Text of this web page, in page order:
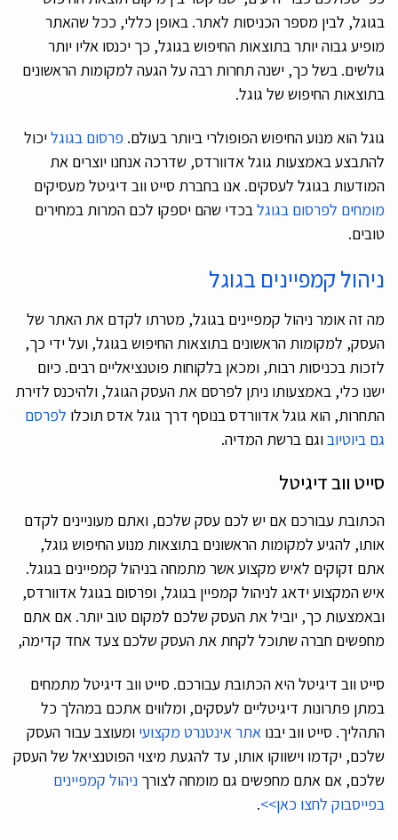
בגוגל, לבין מספר הכניסות לאתר. באופן כללי, ככל שהאתר
מופיע גבוה יותר בתוצאות החיפוש בגוגל, כך יכנסו אליו יותר
גולשים. בשל כך, ישנה תחרות רבה על הגעה למקומות הראשונים
בתוצאות החיפוש של גוגל.
גוגל הוא מנוע החיפוש הפופולרי ביותר בעולם. פרסום בגוגליכול
להתבצע באמצעות גוגל אדוורדס, שדרכה אנחנו יוצרים את
המודעות בגוגל לעסקים. אנו בחברת סייט ווב דיגיטל מעסיקים
מומחים לפרסום בגוגלבכדי שהם יספקו לכם המרות במחירים
טובים.
ניהול קמפיינים בגוגל
מה זה אומר ניהול קמפיינים בגוגל, מטרתו לקדם את האתר של
העסק, למקומות הראשונים בתוצאות החיפוש בגוגל, ועל ידי כך,
לזכות בכניסות רבות, ומכאן בלקוחות פוטנציאליים רבים. כיום
ישנו כלי, באמצעותו ניתן לפרסם את העסק הגוגל, ולהיכנס לזירת
התחרות, הוא גוגל אדוורדס בנוסף דרך גוגל אדס תוכלו לפרסם
גם ביוטיובוגם ברשת המדיה.
סייט ווב דיגיטל
הכתובת עבורכם אם יש לכם עסק שלכם, ואתם מעוניינים לקדם
אותו, להגיע למקומות הראשונים בתוצאות מנוע החיפוש גוגל,
אתם זקוקים לאיש מקצוע אשר מתמחה בניהול קמפיינים בגוגל.
איש המקצוע ידאג לניהול קמפיין בגוגל, ופרסום בגוגל אדוורדס,
ובאמצעות כך, יוביל את העסק שלכם למקום טוב יותר. אם אתם
מחפשים חברה שתוכל לקחת את העסק שלכם צעד אחד קדימה,
סייט ווב דיגיטל היא הכתובת עבורכם. סייט ווב דיגיטל מתמחים
במתן פתרונות דיגיטליים לעסקים, ומלווים אתכם במהלך כל
התהליך. סייט ווב יבנו אתר אינטנרט מקצועי ומעוצב עבור העסק
שלכם, יקדמו וישווקו אותו, עד להגעת מיצוי הפוטנציאל של העסק
שלכם, אם אתם מחפשים גם מומחה לצורך ניהול קמפיינים
בפייסבוק לחצו כאן>>.